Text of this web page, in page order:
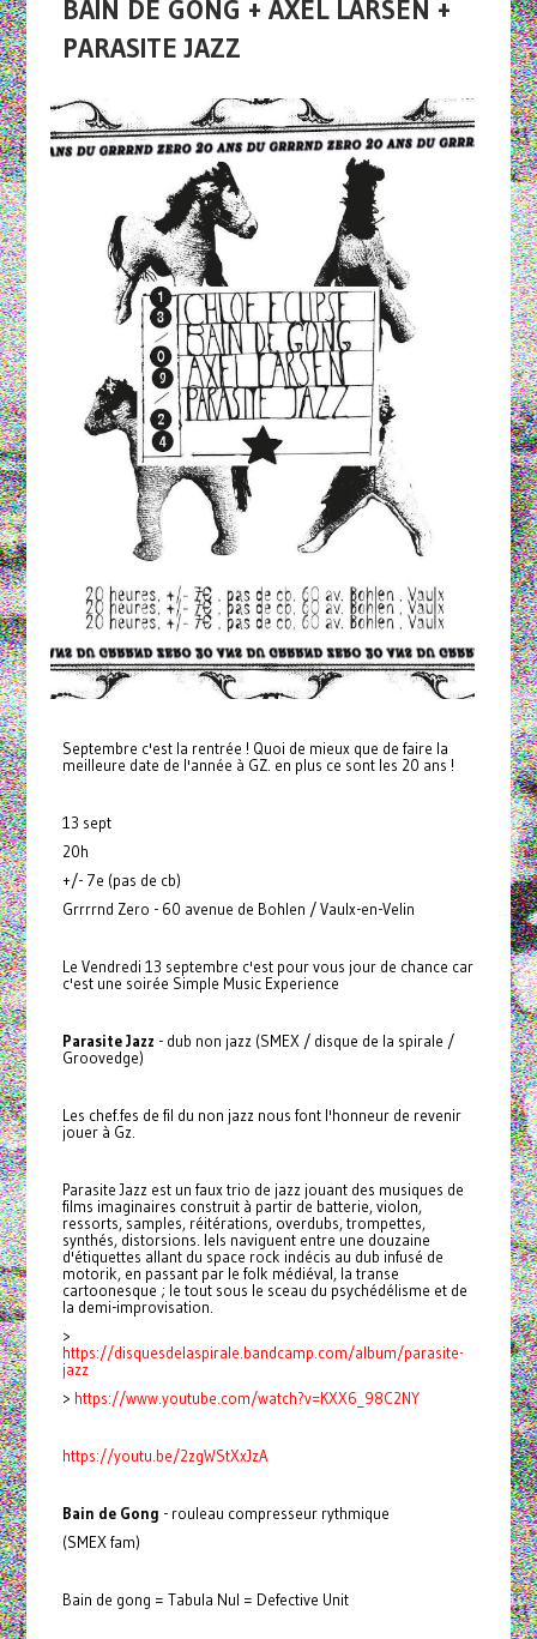
BAIN DE GONG + AXEL LARSEN +
PARASITE JAZZ
Septembre c'est la rentrée ! Quoi de mieux que de faire la
meilleure date de l'année à GZ. en plus ce sont les 20 ans !
13 sept
20h
+/- 7e (pas de cb)
Grrrrnd Zero - 60 avenue de Bohlen / Vaulx-en-Velin
Le Vendredi 13 septembre c'est pour vous jour de chance car
c'est une soirée Simple Music Experience
Parasite Jazz - dub non jazz (SMEX / disque de la spirale /
Groovedge)
Les chef.fes de fil du non jazz nous font l'honneur de revenir
jouer à Gz.
Parasite Jazz est un faux trio de jazz jouant des musiques de
films imaginaires construit à partir de batterie, violon,
ressorts, samples, réitérations, overdubs, trompettes,
synthés, distorsions. Iels naviguent entre une douzaine
d'étiquettes allant du space rock indécis au dub infusé de
motorik, en passant par le folk médiéval, la transe
cartoonesque ; le tout sous le sceau du psychédélisme et de
la demi-improvisation.
>
https://disquesdelaspirale.bandcamp.com/album/parasite-
jazz
> https://www.youtube.com/watch?v=KXX6_98C2NY
https://youtu.be/2zgWStXxJzA
Bain de Gong - rouleau compresseur rythmique
(SMEX fam)
Bain de gong = Tabula Nul = Defective Unit